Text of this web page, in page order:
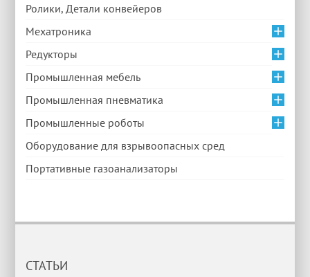
Ролики, Детали конвейеров
Мехатроника
Редукторы
Промышленная мебель
Промышленная пневматика
Промышленные роботы
Оборудование для взрывоопасных сред
Портативные газоанализаторы
СТАТЬИ